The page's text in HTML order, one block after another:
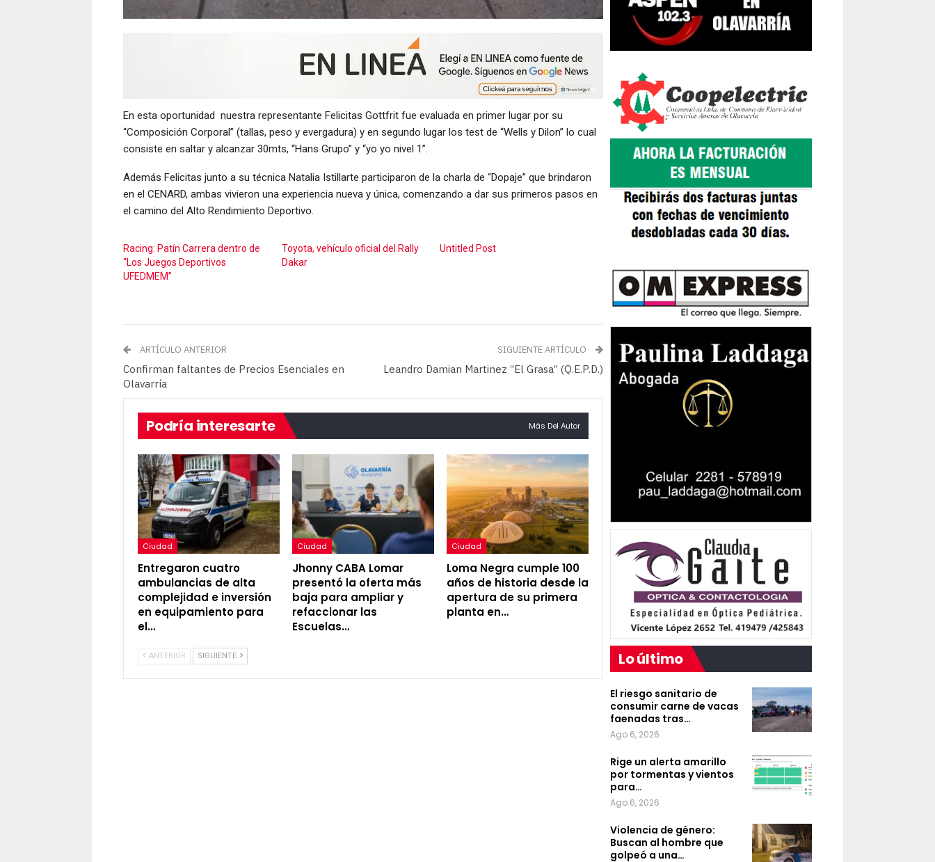
En esta oportunidad nuestra representante Felicitas Gottfrit fue evaluada en primer lugar por su
“Composición Corporal” (tallas, peso y evergadura) y en segundo lugar los test de “Wells y Dilon” lo cual
consiste en saltar y alcanzar 30mts, “Hans Grupo” y “yo yo nivel 1”.
Además Felicitas junto a su técnica Natalia Istillarte participaron de la charla de “Dopaje” que brindaron
en el CENARD, ambas vivieron una experiencia nueva y única, comenzando a dar sus primeros pasos en
el camino del Alto Rendimiento Deportivo.
Racing: Patín Carrera dentro de
“Los Juegos Deportivos
UFEDMEM”
Toyota, vehículo oficial del Rally
Dakar
Untitled Post
ARTÍCULO ANTERIOR
Confirman faltantes de Precios Esenciales en
Olavarría
SIGUIENTE ARTÍCULO
Leandro Damian Martinez ‘’El Grasa’’ (Q.E.P.D.)
Podría interesarte Más Del Autor
Ciudad
Entregaron cuatro
ambulancias de alta
complejidad e inversión
en equipamiento para
el…
Ciudad
Jhonny CABA Lomar
presentó la oferta más
baja para ampliar y
refaccionar las
Escuelas…
Ciudad
Loma Negra cumple 100
años de historia desde la
apertura de su primera
planta en…
ANTERIOR SIGUIENTE Lo último
El riesgo sanitario de
consumir carne de vacas
faenadas tras…
Ago 6, 2026
Rige un alerta amarillo
por tormentas y vientos
para…
Ago 6, 2026
Violencia de género:
Buscan al hombre que
golpeó a una…